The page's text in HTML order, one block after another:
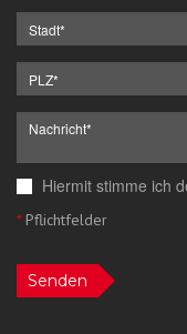
Hiermit stimme ich
*Pflichtfelder
Senden